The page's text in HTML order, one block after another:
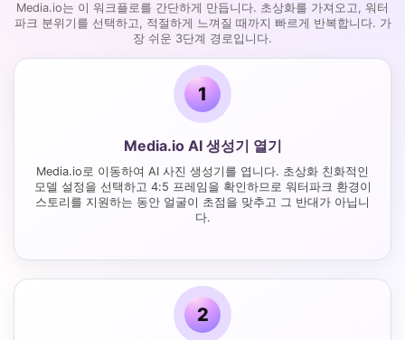
Media.io는 이 워크플로를 간단하게 만듭니다. 초상화를 가져오고, 워터
파크 분위기를 선택하고, 적절하게 느껴질 때까지 빠르게 반복합니다. 가
장 쉬운 3단계 경로입니다.
1
Media.io AI 생성기 열기
Media.io로 이동하여 AI 사진 생성기를 엽니다. 초상화 친화적인
모델 설정을 선택하고 4:5 프레임을 확인하므로 워터파크 환경이
스토리를 지원하는 동안 얼굴이 초점을 맞추고 그 반대가 아닙니
다.
2